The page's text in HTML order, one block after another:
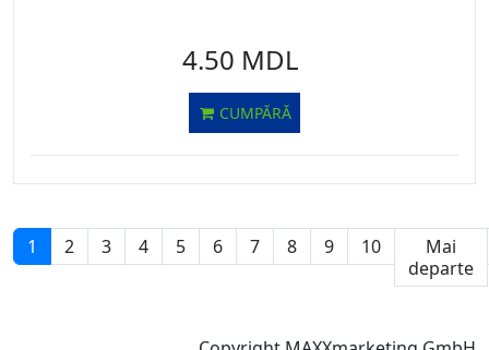
4.50 MDL
CUMPĂRĂ
1 2 3 4 5 6 7 8 9 10
Mai
departe